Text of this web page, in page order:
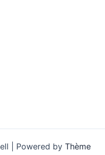
| Powered by Thème